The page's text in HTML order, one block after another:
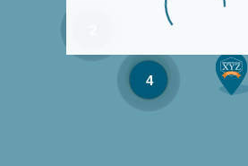
Réserver un séjour
Nos adresses dans le
Les séjours à thème
4